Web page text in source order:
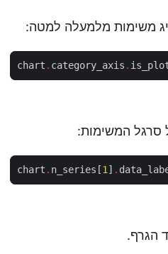
chart . category_axis .
סרגל המשימות:
chart . n_series[1 ] .